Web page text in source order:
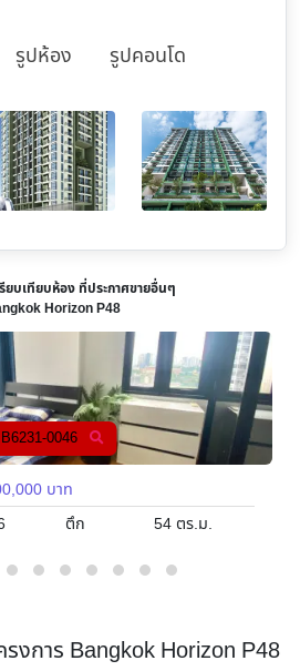
รูปห้อง รูปคอนโด
ยบเทียบห้อง ที่ประกาศขายอื่นๆ
Horizon P48
B6231-0051
าขาย 1,810,000
ชั้น 12A ตึก
รงการ Bangkok Horizon P48